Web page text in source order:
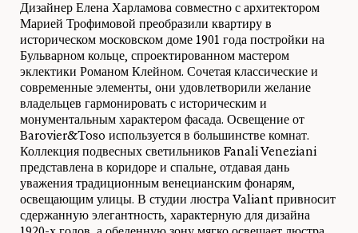
Дизайнер Елена Харламова совместно с архитектором
Марией Трофимовой преобразили квартиру в
историческом московском доме 1901 года постройки на
Бульварном кольце, спроектированном мастером
эклектики Романом Клейном. Сочетая классические и
современные элементы, они удовлетворили желание
владельцев гармонировать с историческим и
монументальным характером фасада. Освещение от
Barovier&Toso используется в большинстве комнат.
Коллекция подвесных светильников Fanali Veneziani
представлена ​​в коридоре и спальне, отдавая дань
уважения традиционным венецианским фонарям,
освещающим улицы. В студии люстра Valiant привносит
сдержанную элегантность, характерную для дизайна